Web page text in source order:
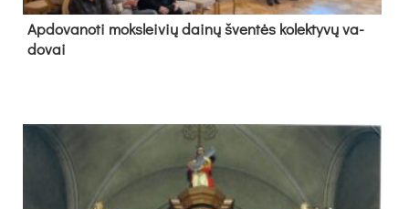
Ap­do­va­no­ti moks­lei­vių dai­nų šven­tės ko­lek­ty­vų va­
do­vai